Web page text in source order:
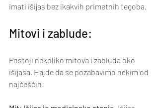
imati išijas bez ikakvih primetnih tegoba.
Mitovi i zablude:
Postoji nekoliko mitova i zabluda oko
išijasa. Hajde da se pozabavimo nekim od
najčešćih: